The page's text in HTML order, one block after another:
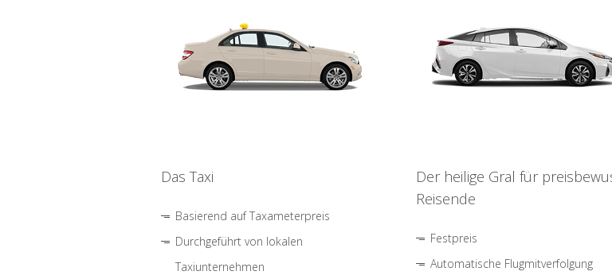
Das Taxi
Basierend auf Taxameterpreis
Durchgeführt von lokalen
Taxiunternehmen
Der heilige Gral für
Reisende
Festpreis
Automatische Flugmitverfolgung